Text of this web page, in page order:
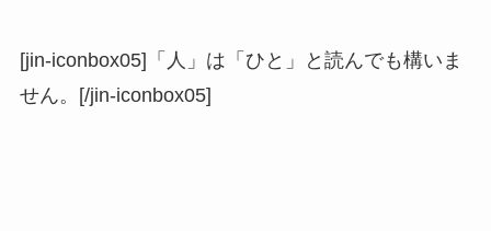
[jin-iconbox05]「人」は「ひと」と読んでも構いま
せん。[/jin-iconbox05]